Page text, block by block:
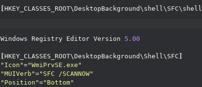
HKEY_CLASSES_ROOT\DesktopBackground\shell\SFC\shell
Windows Registry Editor Version 5.00
HKEY_CLASSES_ROOT\DesktopBackground\Shell\SFC
"Icon"="WmiPrvSE.exe"
"MUIVerb"="SFC /SCANNOW"
"Position"="Bottom"